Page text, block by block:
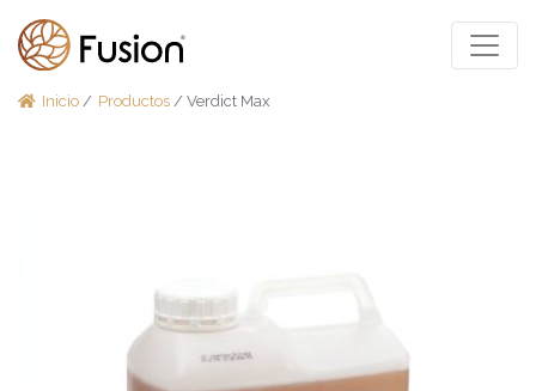
Inicio / Productos / Verdict Max